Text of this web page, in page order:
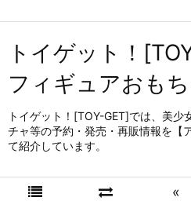
トイゲット！
フィギュアおも
トイゲット！[TOY-GET]では、美少
チャ等の予約・発売・再販情報を【
て紹介しています。
«